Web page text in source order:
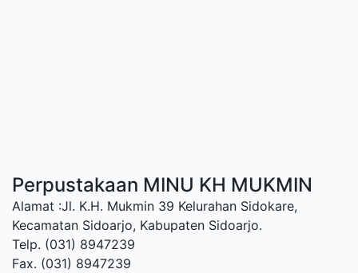
Perpustakaan MINU KH MUKMIN
Alamat :Jl. K.H. Mukmin 39 Kelurahan Sidokare,
Kecamatan Sidoarjo, Kabupaten Sidoarjo.
Telp. (031) 8947239
Fax. (031) 8947239